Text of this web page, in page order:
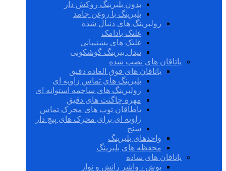
بدون بلبرینگ روکش دار
بلبرینگ با روغن جامد
رولبرینگ های دنبال شده
غلتک بادامک
غلتک های پشتیبانی
نیدل بیرینگ گوشکوبی
یاتاقان های نصب شده
یاتاقان های فوق العاده دقیق
بلبرینگ های تماس زاویه ای
رولبرینگ های ساچمه استوانه ای
مهره چاگنت های دقیق
یاطاقان توپ های محرک تماس
زاویه ای برای محرک های پیچ دار
سنج
واحدهای بلبرینگ
محفظه های بلبرینگ
یاتاقان های ساده
بوش ، واشر رانش و نوار